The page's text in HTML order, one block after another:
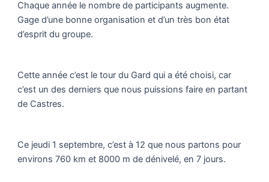
Chaque année le nombre de participants augmente.
Gage d’une bonne organisation et d’un très bon état
d’esprit du groupe.
Cette année c’est le tour du Gard qui a été choisi, car
c’est un des derniers que nous puissions faire en partant
de Castres.
Ce jeudi 1 septembre, c’est à 12 que nous partons pour
environs 760 km et 8000 m de dénivelé, en 7 jours.